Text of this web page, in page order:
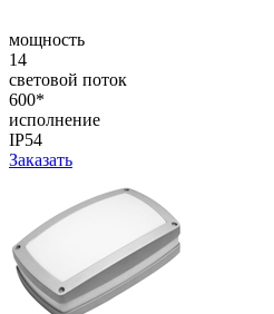
мощность
14
световой поток
600*
исполнение
IP54
Заказать